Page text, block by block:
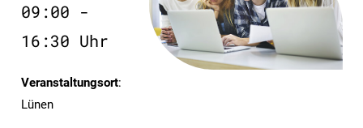
09:00 -
16:30 Uhr
Veranstaltungsort:
Lünen